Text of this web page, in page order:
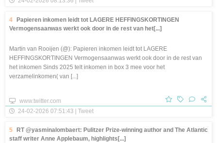
4 Papieren inkomen leidt tot LAGERE HEFFINGSKORTINGEN
Vermogensaanwas werkt ook door in de rest van het[...]
Martin van Rooijen (@): Papieren inkomen leidt tot LAGERE
HEFFINGSKORTINGEN Vermogensaanwas werkt ook door in de rest van
het inkomen Sinds 2025 telt inkomen in box 3 mee voor het
verzamelinkomen( van [...]
www.twitter.com
24-02-2026 07:51:43 | Tweet
5
RT @yasminalombaert: Pulitzer Prize-winning author and The Atlantic
staff writer Anne Applebaum, highlights[...]